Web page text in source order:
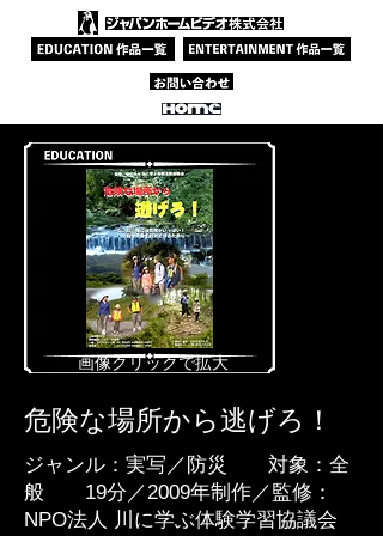
危険な場所から逃げろ！
ジャンル：実写／防災 対象：全
般 19分／2009年制作／監修：
NPO法人 川に学ぶ体験学習協議会
​画像クリックで拡大